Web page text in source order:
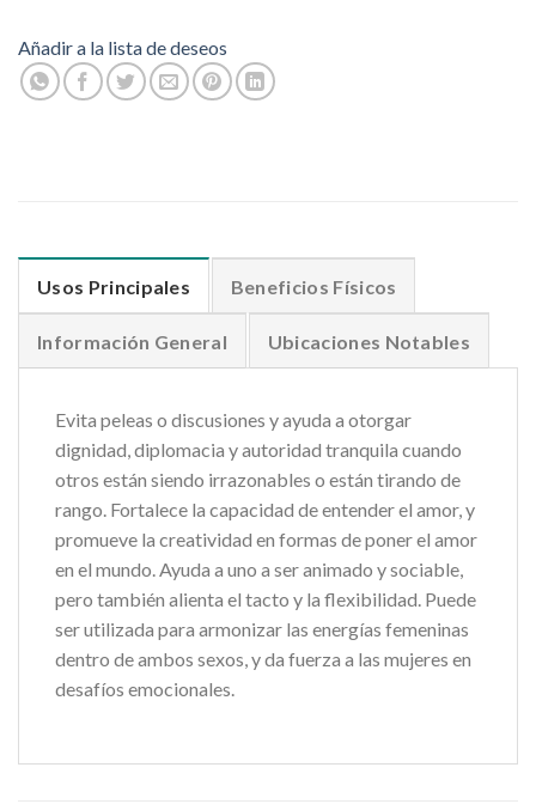
Añadir a la lista de deseos
Usos Principales Beneficios Físicos
Información General Ubicaciones Notables
Evita peleas o discusiones y ayuda a otorgar
dignidad, diplomacia y autoridad tranquila cuando
otros están siendo irrazonables o están tirando de
rango. Fortalece la capacidad de entender el amor, y
promueve la creatividad en formas de poner el amor
en el mundo. Ayuda a uno a ser animado y sociable,
pero también alienta el tacto y la flexibilidad. Puede
ser utilizada para armonizar las energías femeninas
dentro de ambos sexos, y da fuerza a las mujeres en
desafíos emocionales.